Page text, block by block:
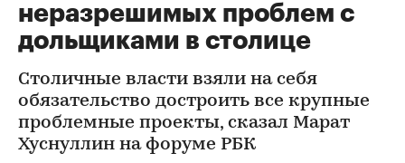
неразрешимых проблем с
дольщиками в столице
Столичные власти взяли на себя
обязательство достроить все крупные
проблемные проекты, сказал Марат
Хуснуллин на форуме РБК